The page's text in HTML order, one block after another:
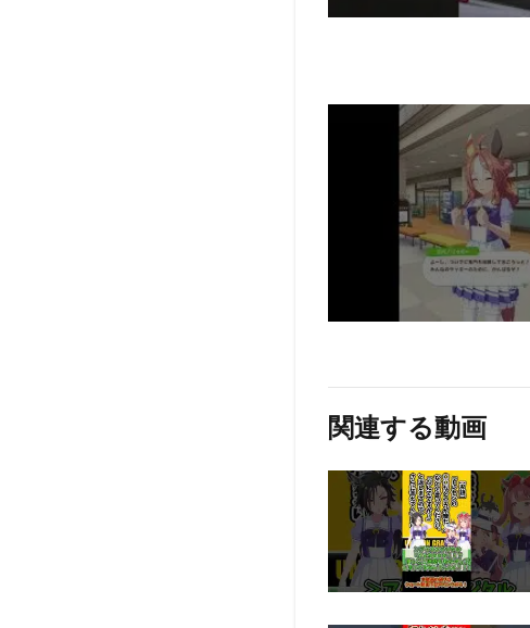
関連する動画